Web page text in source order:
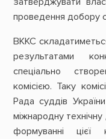
проведення добору
ВККС
результатами
спеціально
комісією. Таку
Рада суддів
міжнародну
формуванні цієї